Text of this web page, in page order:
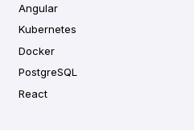
Angular
Kubernetes
Docker
PostgreSQL
React